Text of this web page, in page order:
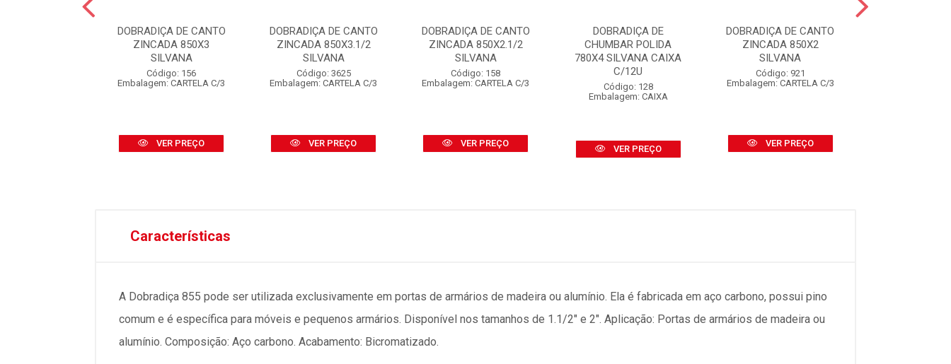
DOBRADIÇA DE CANTO
ZINCADA 850X3
SILVANA
Código: 156
Embalagem: CARTELA C/3
VER PREÇO
DOBRADIÇA DE CANTO
ZINCADA 850X3.1/2
SILVANA
Código: 3625
Embalagem: CARTELA C/3
VER PREÇO
DOBRADIÇA DE CANTO
ZINCADA 850X2.1/2
SILVANA
Código: 158
Embalagem: CARTELA C/3
VER PREÇO
DOBRADIÇA DE
CHUMBAR POLIDA
780X4 SILVANA CAIXA
C/12U
Código: 128
Embalagem: CAIXA
VER PREÇO
DOBRADIÇA DE CANTO
ZINCADA 850X2
SILVANA
Código: 921
Embalagem: CARTELA C/3
VER PREÇO
Características
A Dobradiça 855 pode ser utilizada exclusivamente em portas de armários de madeira ou alumínio. Ela é fabricada em aço carbono, possui pino
comum e é específica para móveis e pequenos armários. Disponível nos tamanhos de 1.1/2" e 2". Aplicação: Portas de armários de madeira ou
alumínio. Composição: Aço carbono. Acabamento: Bicromatizado.